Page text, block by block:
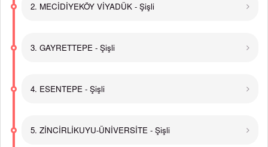
2. MECİDİYEKÖY VİYADÜK - Şişli
3. GAYRETTEPE - Şişli
4. ESENTEPE - Şişli
5. ZİNCİRLİKUYU-ÜNİVERSİTE - Şişli